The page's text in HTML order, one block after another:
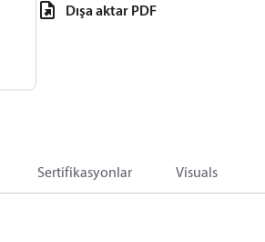
Dışa aktar PDF
Sertifikasyonlar Visuals